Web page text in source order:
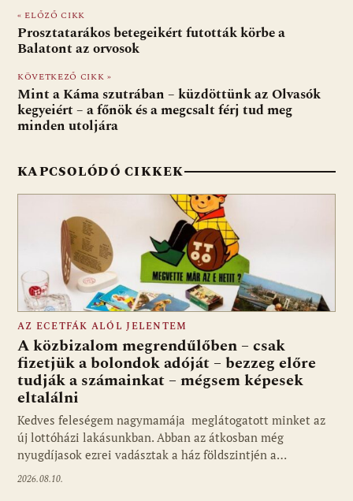
b
o
o
k
s
A
p
p
di l m
« ELŐZŐ CIKK
Prosztatarákos betegeikért futották körbe a
Balatont az orvosok
KÖVETKEZŐ CIKK »
Mint a Káma szutrában – küzdöttünk az Olvasók
kegyeiért – a főnök és a megcsalt férj tud meg
minden utoljára
KAPCSOLÓDÓ CIKKEK
AZ ECETFÁK ALÓL JELENTEM
A közbizalom megrendűlőben – csak
fizetjük a bolondok adóját – bezzeg előre
tudják a számainkat – mégsem képesek
eltalálni
Kedves feleségem nagymamája meglátogatott minket az
új lottóházi lakásunkban. Abban az átkosban még
nyugdíjasok ezrei vadásztak a ház földszintjén a…
2026.08.10.